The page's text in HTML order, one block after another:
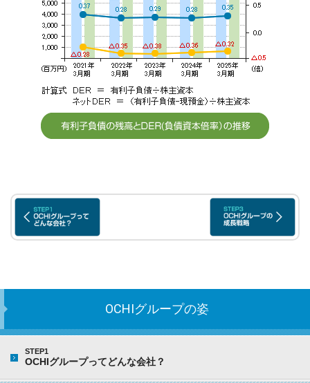
OCHIグループの姿
STEP1
OCHIグループってどんな会社？